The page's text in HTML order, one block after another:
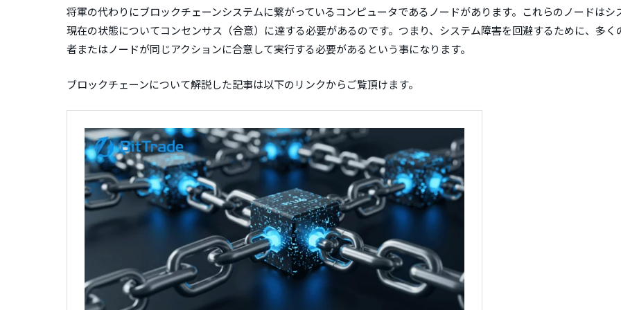
将軍の代わりにブロックチェーンシステムに繋がっているコンピュータであるノードがあります。これらのノードはシ
現在の状態についてコンセンサス（合意）に達する必要があるのです。つまり、システム障害を回避するために、多く
者またはノードが同じアクションに合意して実行する必要があるという事になります。
ブロックチェーンについて解説した記事は以下のリンクからご覧頂けます。